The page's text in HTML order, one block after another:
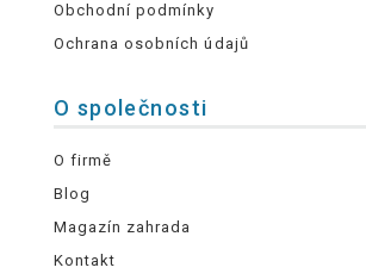
Obchodní podmínky
Ochrana osobních údajů
O společnosti
O firmě
Blog
Magazín zahrada
Kontakt